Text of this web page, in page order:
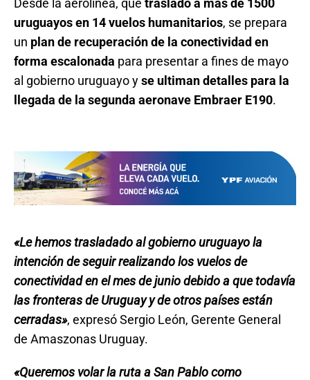
Desde la aerolínea, que trasladó a más de 1500
uruguayos en 14 vuelos humanitarios, se prepara
un plan de recuperación de la conectividad en
forma escalonada para presentar a fines de mayo
al gobierno uruguayo yse ultiman detalles para la
llegada de la segunda aeronave Embraer E190.
«Le hemos trasladado al gobierno uruguayo la
intención de seguir realizando los vuelos de
conectividad en el mes de junio debido a que todavía
las fronteras de Uruguay y de otros países están
cerradas», expresó Sergio León, Gerente General
de Amaszonas Uruguay.
«Queremos volar la ruta a San Pablo como